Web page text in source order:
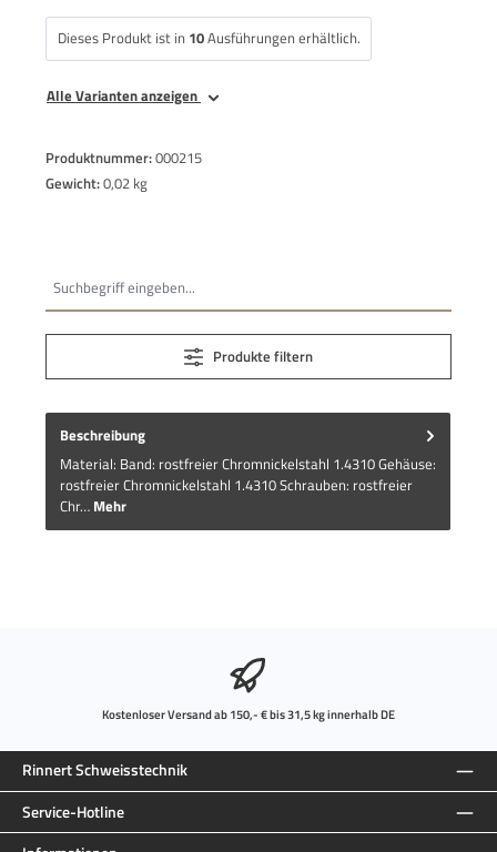
Dieses Produkt ist in 10Ausführungen erhältlich.
Alle Varianten anzeigen
Produktnummer:000215
Gewicht:0,02 kg
Produkte filtern
Beschreibung
Material: Band: rostfreier Chromnickelstahl 1.4310 Gehäuse:
rostfreier Chromnickelstahl 1.4310 Schrauben: rostfreier
Chr… Mehr
Kostenloser Versand ab 150,- € bis 31,5 kg innerhalb DE
Rinnert Schweisstechnik
Service-Hotline